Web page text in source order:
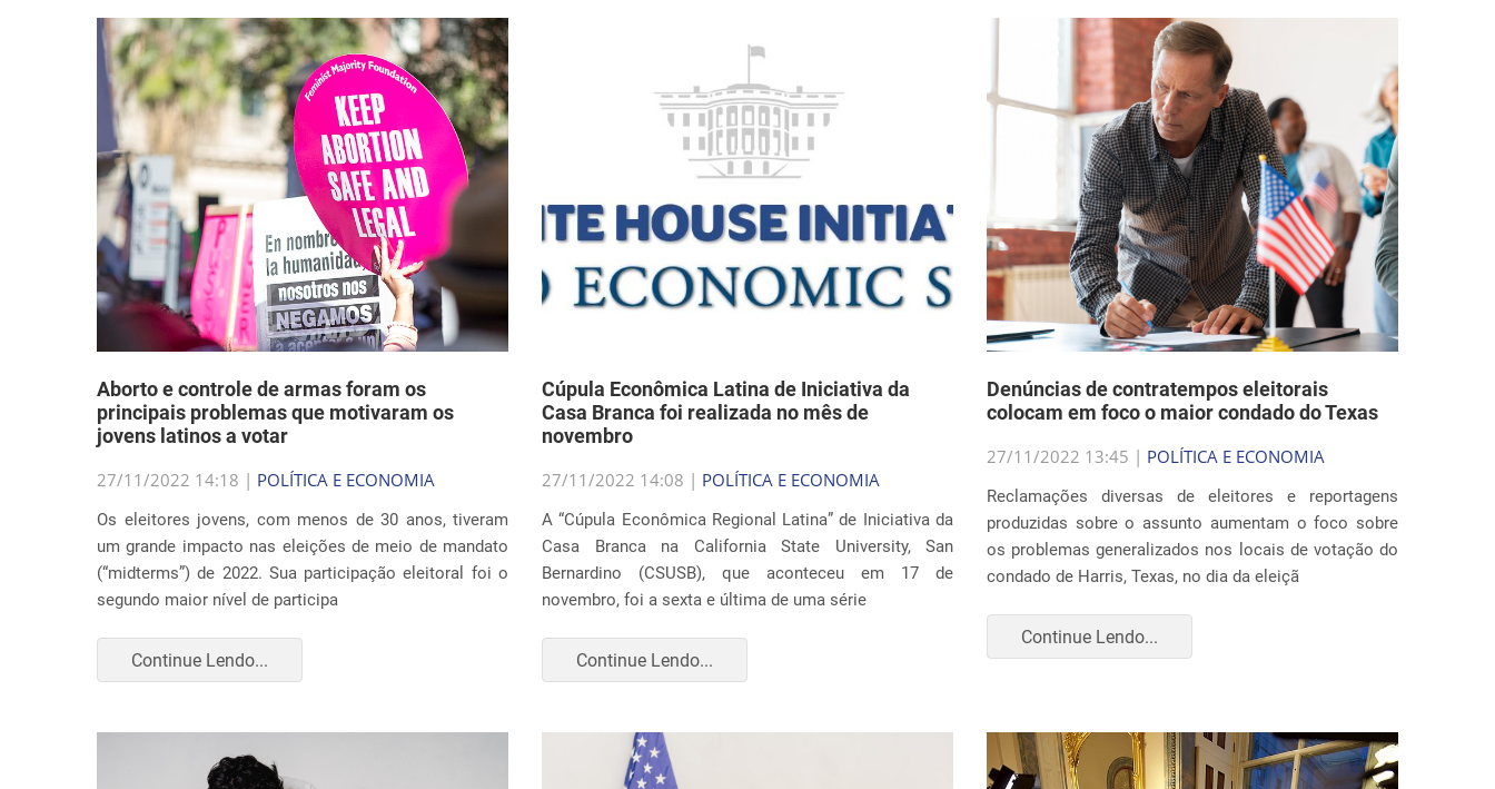
Aborto e controle de armas foram os
principais problemas que motivaram os
jovens latinos a votar
27/11/2022 14:18 | POLÍTICA E ECONOMIA
Os eleitores jovens, com menos de 30 anos, tiveram
um grande impacto nas eleições de meio de mandato
(“midterms”) de 2022. Sua participação eleitoral foi o
segundo maior nível de participa
Continue Lendo...
Cúpula Econômica Latina de Iniciativa da
Casa Branca foi realizada no mês de
novembro
27/11/2022 14:08 | POLÍTICA E ECONOMIA
A “Cúpula Econômica Regional Latina” de Iniciativa da
Casa Branca na California State University, San
Bernardino (CSUSB), que aconteceu em 17 de
novembro, foi a sexta e última de uma série
Continue Lendo...
Denúncias de contratempos eleitorais
colocam em foco o maior condado do Texas
27/11/2022 13:45 | POLÍTICA E ECONOMIA
Reclamações diversas de eleitores e reportagens
produzidas sobre o assunto aumentam o foco sobre
os problemas generalizados nos locais de votação do
condado de Harris, Texas, no dia da eleiçã
Continue Lendo...